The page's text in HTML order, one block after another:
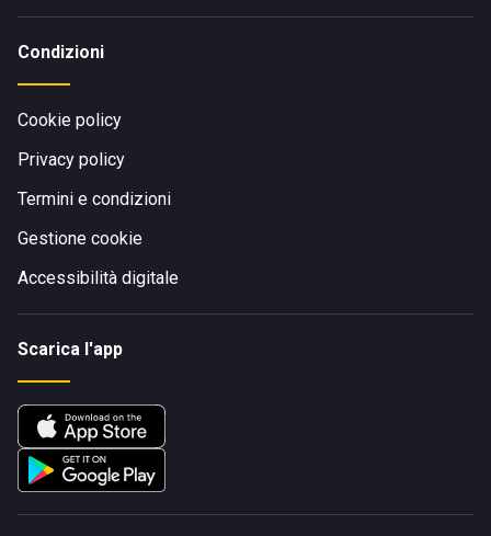
Condizioni
Cookie policy
Privacy policy
Termini e condizioni
Gestione cookie
Accessibilità digitale
Scarica l'app